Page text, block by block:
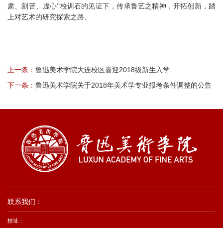
肃、刻苦、虚心”校训石的见证下，传承鲁艺之精神，开拓创新，踏
上对艺术的研究探索之路。
上一条： 鲁迅美术学院大连校区喜迎2018级新生入学
下一条： 鲁迅美术学院关于2018年美术学专业报考条件调整的公告
联系我们：
校址：